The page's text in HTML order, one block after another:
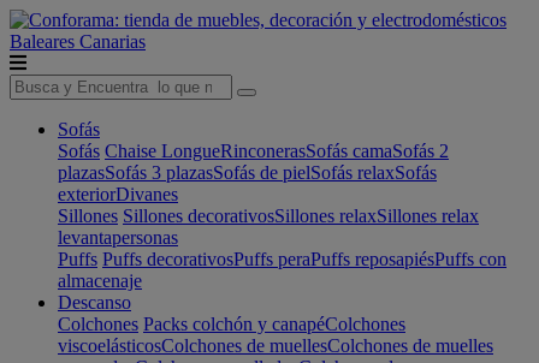
Baleares Canarias
Sofás
Sofás Chaise LongueRinconerasSofás camaSofás 2
plazasSofás 3 plazasSofás de pielSofás relaxSofás
exteriorDivanes
Sillones Sillones decorativosSillones relaxSillones relax
levantapersonas
Puffs Puffs decorativosPuffs peraPuffs reposapiésPuffs con
almacenaje
Descanso
Colchones Packs colchón y canapéColchones
viscoelásticosColchones de muellesColchones de muelles